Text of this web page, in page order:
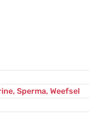
Sperma, Weefsel